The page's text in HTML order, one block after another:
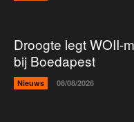
Droogte legt WOII-
bij Boedapest
Nieuws 08/08/2026